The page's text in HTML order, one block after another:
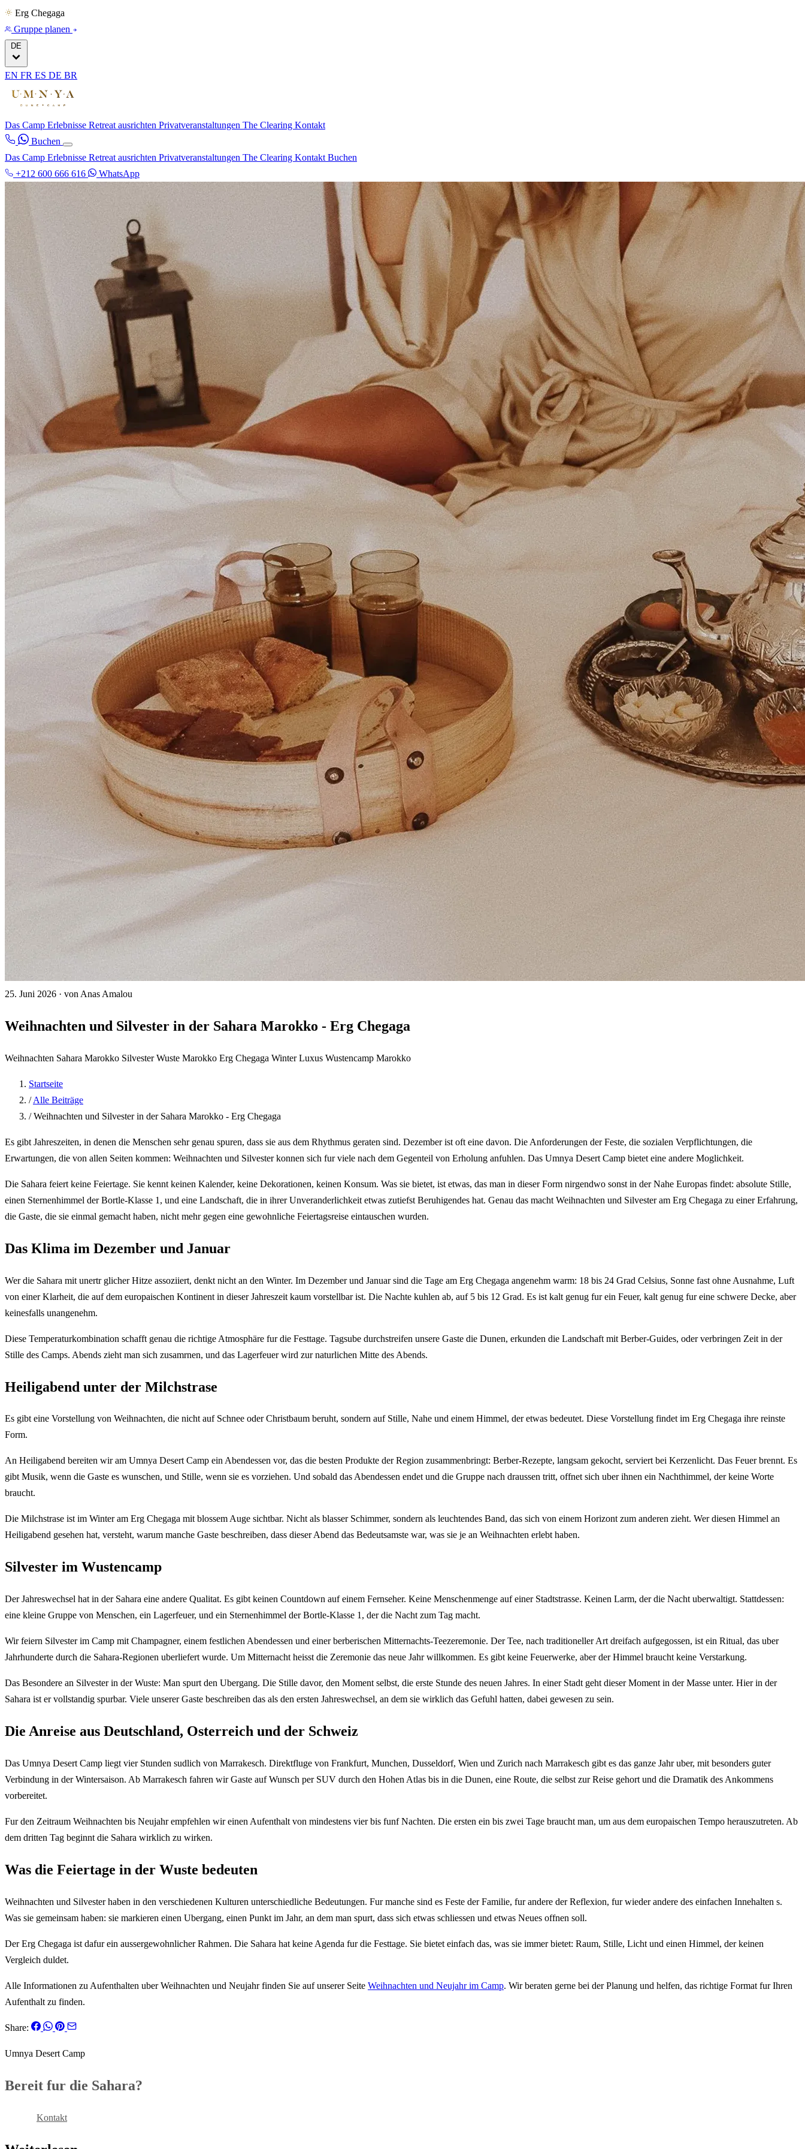
Erg Chegaga
Gruppe planen
DE
EN FR ES DE BR
Das Camp Erlebnisse Retreat ausrichten Privatveranstaltungen The Clearing Kontakt
Buchen
Das Camp Erlebnisse Retreat ausrichten Privatveranstaltungen The Clearing Kontakt Buchen
+212 600 666 616
WhatsApp
25. Juni 2026 · von Anas Amalou
Weihnachten und Silvester in der Sahara Marokko - Erg Chegaga
Weihnachten Sahara Marokko Silvester Wuste Marokko Erg Chegaga WinterLuxus Wustencamp Marokko
Startseite
/ Alle Beiträge
/ Weihnachten und Silvester in der Sahara Marokko - Erg Chegaga
Es gibt Jahreszeiten, in denen die Menschen sehr genau spuren, dass sie aus dem Rhythmus geraten sind. Dezember ist oft eine davon. Die Anforderungen der Feste, die sozialen Verpflichtungen, die
Erwartungen, die von allen Seiten kommen: Weihnachten und Silvester konnen sich fur viele nach dem Gegenteil von Erholung anfuhlen. Das Umnya Desert Camp bietet eine andere Moglichkeit.
Die Sahara feiert keine Feiertage. Sie kennt keinen Kalender, keine Dekorationen, keinen Konsum. Was sie bietet, ist etwas, das man in dieser Form nirgendwo sonst in der Nahe Europas findet: absolute Stille,
einen Sternenhimmel der Bortle-Klasse 1, und eine Landschaft, die in ihrer Unveranderlichkeit etwas zutiefst Beruhigendes hat. Genau das macht Weihnachten und Silvester am Erg Chegaga zu einer Erfahrung,
die Gaste, die sie einmal gemacht haben, nicht mehr gegen eine gewohnliche Feiertagsreise eintauschen wurden.
Das Klima im Dezember und Januar
Wer die Sahara mit unertr glicher Hitze assoziiert, denkt nicht an den Winter. Im Dezember und Januar sind die Tage am Erg Chegaga angenehm warm: 18 bis 24 Grad Celsius, Sonne fast ohne Ausnahme, Luft
von einer Klarheit, die auf dem europaischen Kontinent in dieser Jahreszeit kaum vorstellbar ist. Die Nachte kuhlen ab, auf 5 bis 12 Grad. Es ist kalt genug fur ein Feuer, kalt genug fur eine schwere Decke, aber
keinesfalls unangenehm.
Diese Temperaturkombination schafft genau die richtige Atmosphäre fur die Festtage. Tagsube durchstreifen unsere Gaste die Dunen, erkunden die Landschaft mit Berber-Guides, oder verbringen Zeit in der
Stille des Camps. Abends zieht man sich zusamrnen, und das Lagerfeuer wird zur naturlichen Mitte des Abends.
Heiligabend unter der Milchstrase
Es gibt eine Vorstellung von Weihnachten, die nicht auf Schnee oder Christbaum beruht, sondern auf Stille, Nahe und einem Himmel, der etwas bedeutet. Diese Vorstellung findet im Erg Chegaga ihre reinste
Form.
An Heiligabend bereiten wir am Umnya Desert Camp ein Abendessen vor, das die besten Produkte der Region zusammenbringt: Berber-Rezepte, langsam gekocht, serviert bei Kerzenlicht. Das Feuer brennt. Es
gibt Musik, wenn die Gaste es wunschen, und Stille, wenn sie es vorziehen. Und sobald das Abendessen endet und die Gruppe nach draussen tritt, offnet sich uber ihnen ein Nachthimmel, der keine Worte
braucht.
Die Milchstrase ist im Winter am Erg Chegaga mit blossem Auge sichtbar. Nicht als blasser Schimmer, sondern als leuchtendes Band, das sich von einem Horizont zum anderen zieht. Wer diesen Himmel an
Heiligabend gesehen hat, versteht, warum manche Gaste beschreiben, dass dieser Abend das Bedeutsamste war, was sie je an Weihnachten erlebt haben.
Silvester im Wustencamp
Der Jahreswechsel hat in der Sahara eine andere Qualitat. Es gibt keinen Countdown auf einem Fernseher. Keine Menschenmenge auf einer Stadtstrasse. Keinen Larm, der die Nacht uberwaltigt. Stattdessen:
eine kleine Gruppe von Menschen, ein Lagerfeuer, und ein Sternenhimmel der Bortle-Klasse 1, der die Nacht zum Tag macht.
Wir feiern Silvester im Camp mit Champagner, einem festlichen Abendessen und einer berberischen Mitternachts-Teezeremonie. Der Tee, nach traditioneller Art dreifach aufgegossen, ist ein Ritual, das uber
Jahrhunderte durch die Sahara-Regionen uberliefert wurde. Um Mitternacht heisst die Zeremonie das neue Jahr willkommen. Es gibt keine Feuerwerke, aber der Himmel braucht keine Verstarkung.
Das Besondere an Silvester in der Wuste: Man spurt den Ubergang. Die Stille davor, den Moment selbst, die erste Stunde des neuen Jahres. In einer Stadt geht dieser Moment in der Masse unter. Hier in der
Sahara ist er vollstandig spurbar. Viele unserer Gaste beschreiben das als den ersten Jahreswechsel, an dem sie wirklich das Gefuhl hatten, dabei gewesen zu sein.
Die Anreise aus Deutschland, Osterreich und der Schweiz
Das Umnya Desert Camp liegt vier Stunden sudlich von Marrakesch. Direktfluge von Frankfurt, Munchen, Dusseldorf, Wien und Zurich nach Marrakesch gibt es das ganze Jahr uber, mit besonders guter
Verbindung in der Wintersaison. Ab Marrakesch fahren wir Gaste auf Wunsch per SUV durch den Hohen Atlas bis in die Dunen, eine Route, die selbst zur Reise gehort und die Dramatik des Ankommens
vorbereitet.
Fur den Zeitraum Weihnachten bis Neujahr empfehlen wir einen Aufenthalt von mindestens vier bis funf Nachten. Die ersten ein bis zwei Tage braucht man, um aus dem europaischen Tempo herauszutreten. Ab
dem dritten Tag beginnt die Sahara wirklich zu wirken.
Was die Feiertage in der Wuste bedeuten
Weihnachten und Silvester haben in den verschiedenen Kulturen unterschiedliche Bedeutungen. Fur manche sind es Feste der Familie, fur andere der Reflexion, fur wieder andere des einfachen Innehalten s.
Was sie gemeinsam haben: sie markieren einen Ubergang, einen Punkt im Jahr, an dem man spurt, dass sich etwas schliessen und etwas Neues offnen soll.
Der Erg Chegaga ist dafur ein aussergewohnlicher Rahmen. Die Sahara hat keine Agenda fur die Festtage. Sie bietet einfach das, was sie immer bietet: Raum, Stille, Licht und einen Himmel, der keinen
Vergleich duldet.
Alle Informationen zu Aufenthalten uber Weihnachten und Neujahr finden Sie auf unserer Seite Weihnachten und Neujahr im Camp. Wir beraten gerne bei der Planung und helfen, das richtige Format fur Ihren
Aufenthalt zu finden.
Share:
Umnya Desert Camp
Bereit fur die Sahara?
Kontakt